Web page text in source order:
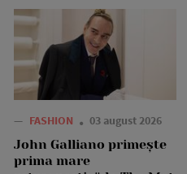
— FASHION 03 august 2026
John Galliano primește
prima mare